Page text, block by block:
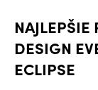
NAJLEPŠIE
DESIGN
ECLIPSE